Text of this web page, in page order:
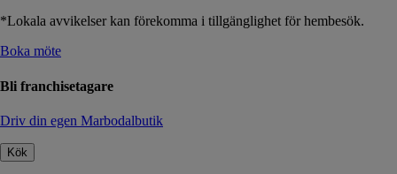
*Lokala avvikelser kan förekomma i tillgänglighet för hembesök.
Boka möte
Bli franchisetagare
Driv din egen Marbodalbutik
Kök